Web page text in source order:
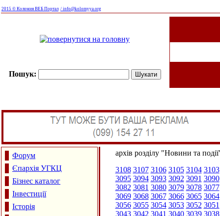
2015 © Коломия ВЕБ Портал / info@kolomyya.org
Пошук:
Форум
Єпархія УГКЦ
Бізнес каталог
Інвестиції
Історія
архів розділу "Новини та
3108 3107 3106 3105 3104 3103
3095 3094 3093 3092 3091 3090
3082 3081 3080 3079 3078 3077
3069 3068 3067 3066 3065 3064
3056 3055 3054 3053 3052 3051
3043 3042 3041 3040 3039 3038